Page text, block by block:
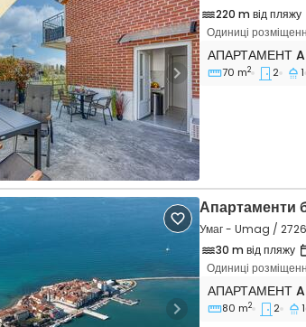
Next
220 m від пляжу
Одиниці
Двокімнатні
АПАРТАМЕНТ
70 m2 2 1
Next
Апартаменти
Умаг - Umag /
30 m від пляжу
Одиниці
Двокімнатні
АПАРТАМЕНТ
80 m2 2 1